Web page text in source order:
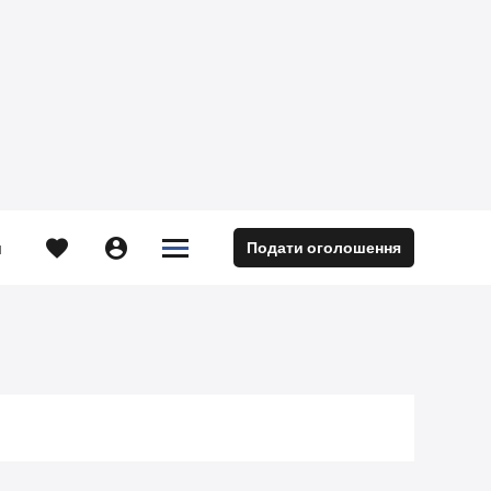
  

 Подати оголошення